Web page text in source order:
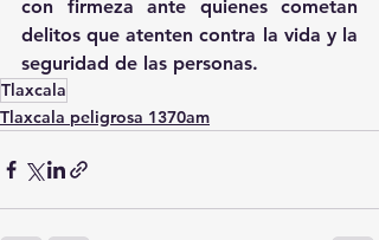
con firmeza ante quienes cometan
delitos que atenten contra la vida y la
seguridad de las personas.
Tlaxcala
Tlaxcala peligrosa 1370am